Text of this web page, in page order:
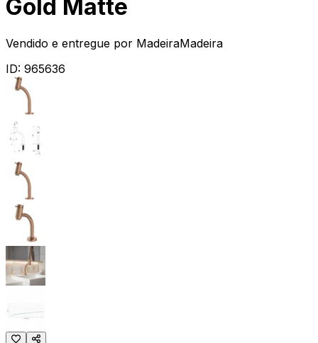
Gold Matte
Vendido e entregue por MadeiraMadeira
ID: 965636